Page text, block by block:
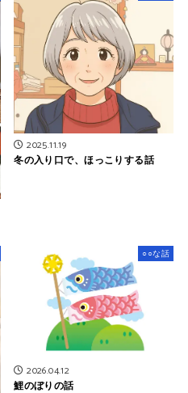
2025.11.19
冬の入り口で、ほっこりする話
○○な話
2026.04.12
鯉のぼりの話